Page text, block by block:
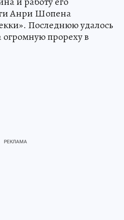
Анри Шопена
Последнюю удалось
прореху в